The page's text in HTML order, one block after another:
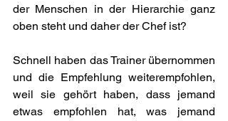
der Menschen in der Hierarchie ganz
oben steht und daher der Chef ist?
Schnell haben das Trainer übernommen
und die Empfehlung weiterempfohlen,
weil sie gehört haben, dass jemand
etwas empfohlen hat, was jemand